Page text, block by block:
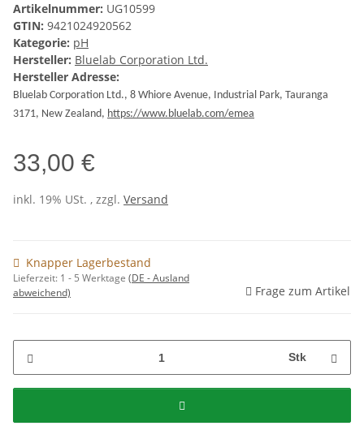
Artikelnummer: UG10599
GTIN: 9421024920562
Kategorie: pH
Hersteller: Bluelab Corporation Ltd.
Hersteller Adresse:
Bluelab Corporation Ltd., 8 Whiore Avenue, Industrial Park, Tauranga
3171, New Zealand, https://www.bluelab.com/emea
33,00 €
inkl. 19% USt. , zzgl. Versand
Knapper Lagerbestand
Lieferzeit: 1 - 5 Werktage (DE - Ausland
abweichend)
Frage zum Artikel
Stk